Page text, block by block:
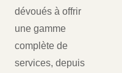
dévoués à offrir
une gamme
complète de
services, depuis